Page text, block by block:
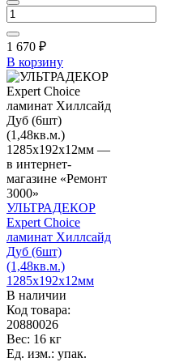
1 670 ₽
В корзину
УЛЬТРАДЕКОР
Expert Choice
ламинат Хиллсайд
Дуб (6шт)
(1,48кв.м.)
1285х192х12мм
В наличии
Код товара:
20880026
Вес: 16 кг
Ед. изм.: упак.